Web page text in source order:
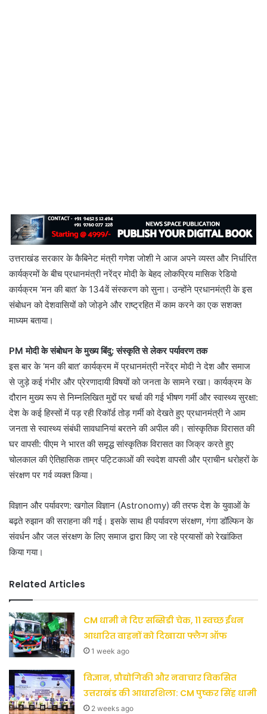
उत्तराखंड सरकार के कैबिनेट मंत्री गणेश जोशी ने आज अपने व्यस्त और निर्धारित
कार्यक्रमों के बीच प्रधानमंत्री नरेंद्र मोदी के बेहद लोकप्रिय मासिक रेडियो
कार्यक्रम ‘मन की बात’ के 134वें संस्करण को सुना। उन्होंने प्रधानमंत्री के इस
संबोधन को देशवासियों को जोड़ने और राष्ट्रहित में काम करने का एक सशक्त
माध्यम बताया।
PM मोदी के संबोधन के मुख्य बिंदु: संस्कृति से लेकर पर्यावरण तक
इस बार के ‘मन की बात’ कार्यक्रम में प्रधानमंत्री नरेंद्र मोदी ने देश और समाज
से जुड़े कई गंभीर और प्रेरणादायी विषयों को जनता के सामने रखा। कार्यक्रम के
दौरान मुख्य रूप से निम्नलिखित मुद्दों पर चर्चा की गई भीषण गर्मी और स्वास्थ्य सुरक्षा:
देश के कई हिस्सों में पड़ रही रिकॉर्ड तोड़ गर्मी को देखते हुए प्रधानमंत्री ने आम
जनता से स्वास्थ्य संबंधी सावधानियां बरतने की अपील की। सांस्कृतिक विरासत की
घर वापसी: पीएम ने भारत की समृद्ध सांस्कृतिक विरासत का जिक्र करते हुए
चोलकाल की ऐतिहासिक ताम्र पट्टिकाओं की स्वदेश वापसी और प्राचीन धरोहरों के
संरक्षण पर गर्व व्यक्त किया।
विज्ञान और पर्यावरण: खगोल विज्ञान (Astronomy) की तरफ देश के युवाओं के
बढ़ते रुझान की सराहना की गई। इसके साथ ही पर्यावरण संरक्षण, गंगा डॉल्फिन के
संवर्धन और जल संरक्षण के लिए समाज द्वारा किए जा रहे प्रयासों को रेखांकित
किया गया।
Related Articles
CM धामी ने दिए सब्सिडी चेक, 11 स्वच्छ ईंधन
आधारित वाहनों को दिखाया फ्लैग ऑफ
1 week ago
विज्ञान, प्रौद्योगिकी और नवाचार विकसित
उत्तराखंड की आधारशिला: CM पुष्कर सिंह धामी
2 weeks ago